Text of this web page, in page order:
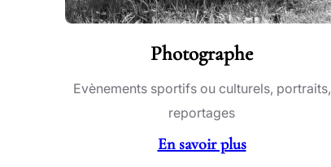
Photographe
Evènements sportifs ou culturels, portraits,
reportages
En savoir plus